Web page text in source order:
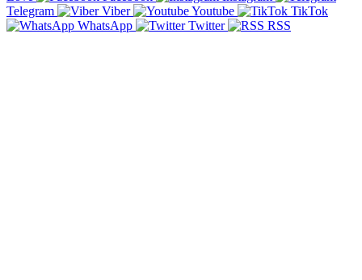
Telegram
Viber Youtube
TikTok
WhatsApp
Twitter RSS